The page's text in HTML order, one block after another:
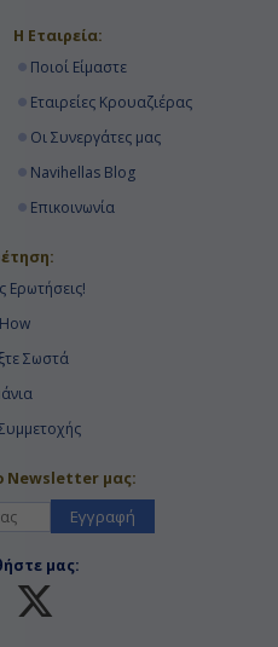
Η Εταιρεία:
Ποιοί Είμαστε
Εταιρείες Κρουαζιέρας
Οι Συνεργάτες μας
Navihellas Blog
Επικοινωνία
Ερωτήσεις!
Σωστά
Newsletter μας:
Εγγραφή
μας: